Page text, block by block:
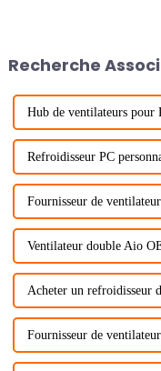
Recherche
Hub de ventilateurs pour
Refroidisseur PC
Fournisseur de
Ventilateur double Aio
Acheter un refroidisseur
Fournisseur de